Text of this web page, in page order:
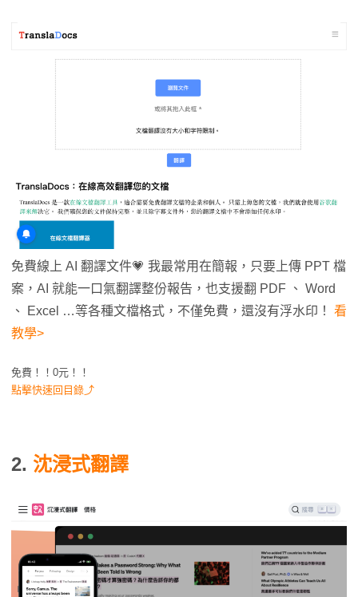
免費線上 AI 翻譯文件💗 我最常用在簡報，只要上傳 PPT 檔
案，AI 就能一口氣翻譯整份報告，也支援翻 PDF 、 Word
、 Excel …等各種文檔格式，不僅免費，還沒有浮水印！ 看
教學>
免費！！0元！！
點擊快速回目錄⤴
2. 沈浸式翻譯